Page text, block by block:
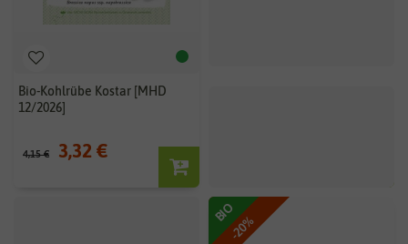
Bio-Kohlrübe Kostar [MHD
12/2026]
4,15 € 3,32 €
-20%
BIO